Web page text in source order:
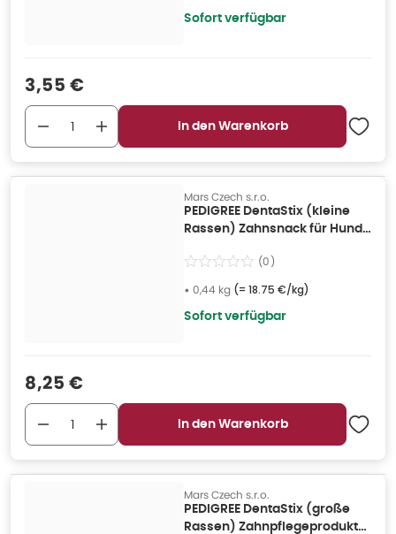
Sofort verfügbar
Verkaufspreis
3,55 €
In den Warenkorb
Mars Czech s.r.o.
PEDIGREE DentaStix (kleine
Rassen) Zahnsnack für Hunde
(0)
• 0,44 kg (= 18.75 €/kg)
Sofort verfügbar
Verkaufspreis
8,25 €
In den Warenkorb
Mars Czech s.r.o.
PEDIGREE DentaStix (große
Rassen) Zahnpflegeprodukte